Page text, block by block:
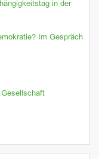
in der
Im Gespräch